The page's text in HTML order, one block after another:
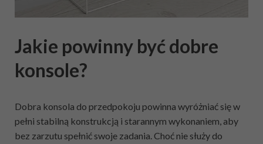
Jakie powinny być dobre
konsole?
Dobra konsola do przedpokoju powinna wyróżniać się w
pełni stabilną konstrukcją i starannym wykonaniem, aby
bez zarzutu spełnić swoje zadania. Choć nie służy do